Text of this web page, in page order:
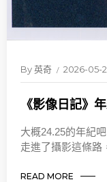
By英奇 2026-05-
《影像日記》
大概24.25的年紀
走進了攝影這條路
READ MORE